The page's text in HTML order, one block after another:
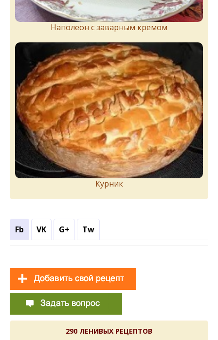
Наполеон с заварным кремом
Курник
Fb VK G+ Tw
290 ЛЕНИВЫХ РЕЦЕПТОВ